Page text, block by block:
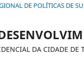
DE POLÍTICAS DE
DA CIDADE DE